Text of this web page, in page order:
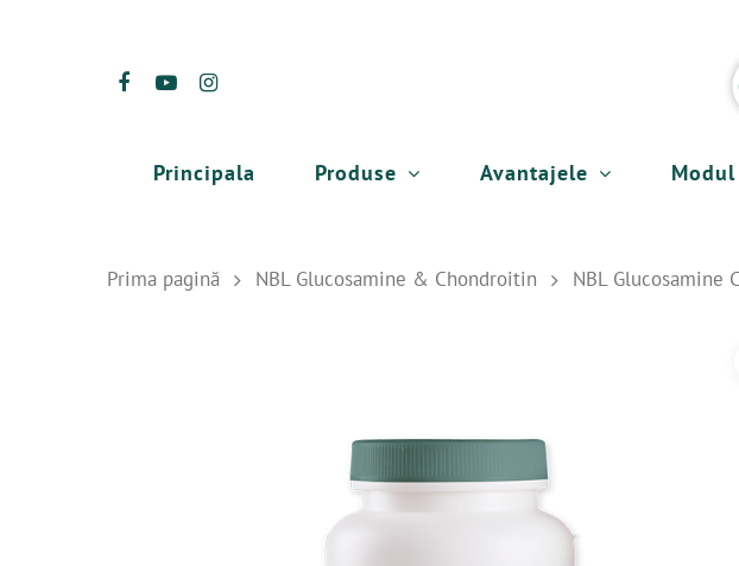
Principala Produse Avantajele
Prima pagină NBL Glucosamine & Chondroitin NBL Glucosamine